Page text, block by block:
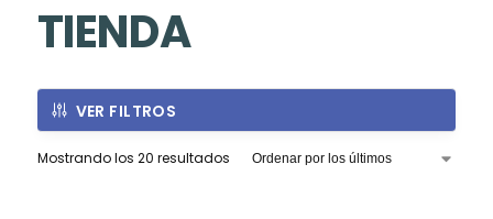
TIENDA
VER FILTROS
Mostrando los 20 resultados